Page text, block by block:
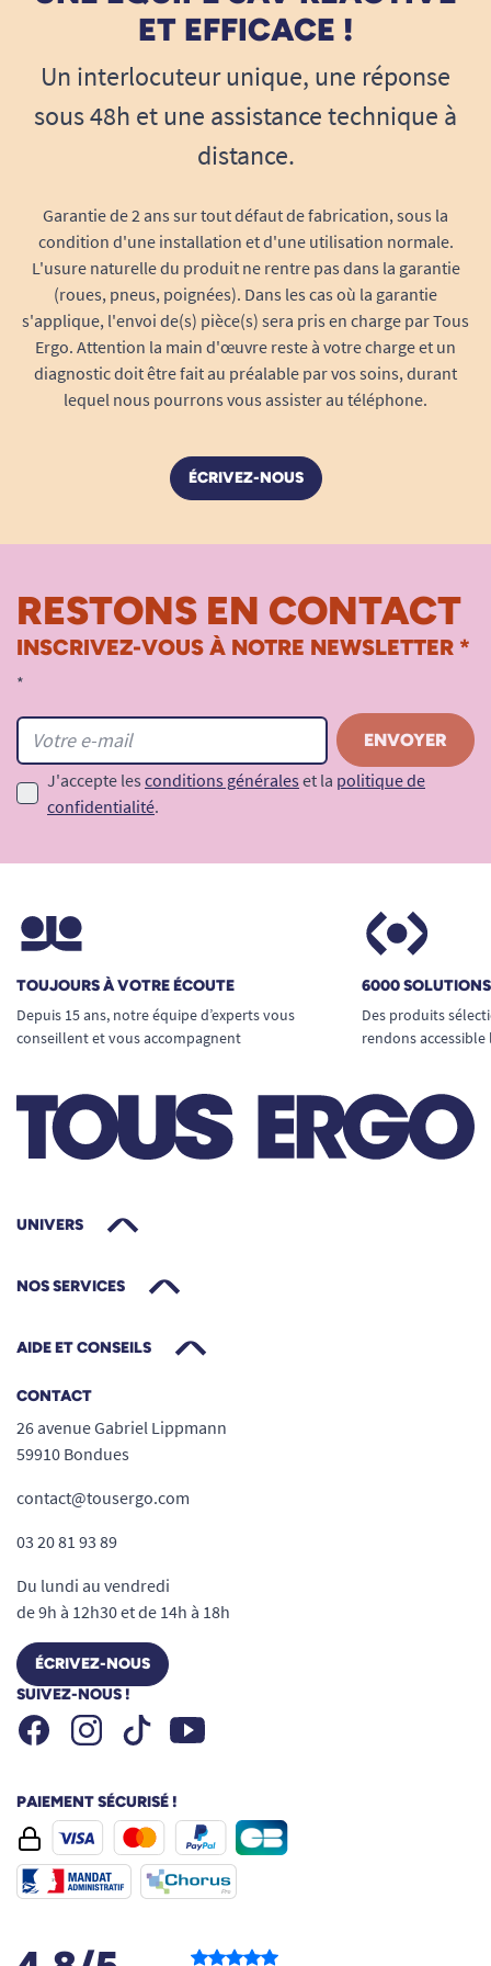
B. C
3 26
ET EFFICACE !
Un interlocuteur unique, une réponse
sous 48h et une assistance technique à
distance.
Garantie de 2 ans sur tout défaut de fabrication, sous la
condition d'une installation et d'une utilisation normale.
L'usure naturelle du produit ne rentre pas dans la garantie
(roues, pneus, poignées). Dans les cas où la garantie
s'applique, l'envoi de(s) pièce(s) sera pris en charge par Tous
Ergo. Attention la main d'œuvre reste à votre charge et un
diagnostic doit être fait au préalable par vos soins, durant
lequel nous pourrons vous assister au téléphone.
ÉCRIVEZ-NOUS
RESTONS EN CONTACT
INSCRIVEZ-VOUS À NOTRE NEWSLETTER *
*
J'accepte les conditions générales et la politique de
confidentialité.
TOUJOURS À VOTRE ÉCOUTE
Depuis 15 ans, notre équipe d’experts vous
conseillent et vous accompagnent
6000
Des produits
rendons
UNIVERS
NOS SERVICES
AIDE ET CONSEILS
CONTACT
26 avenue Gabriel Lippmann
59910 Bondues
contact@tousergo.com
03 20 81 93 89
Du lundi au vendredi
de 9h à 12h30 et de 14h à 18h
ÉCRIVEZ-NOUS
SUIVEZ-NOUS !
FacebookInstagramTiktok Youtube
PAIEMENT SÉCURISÉ !